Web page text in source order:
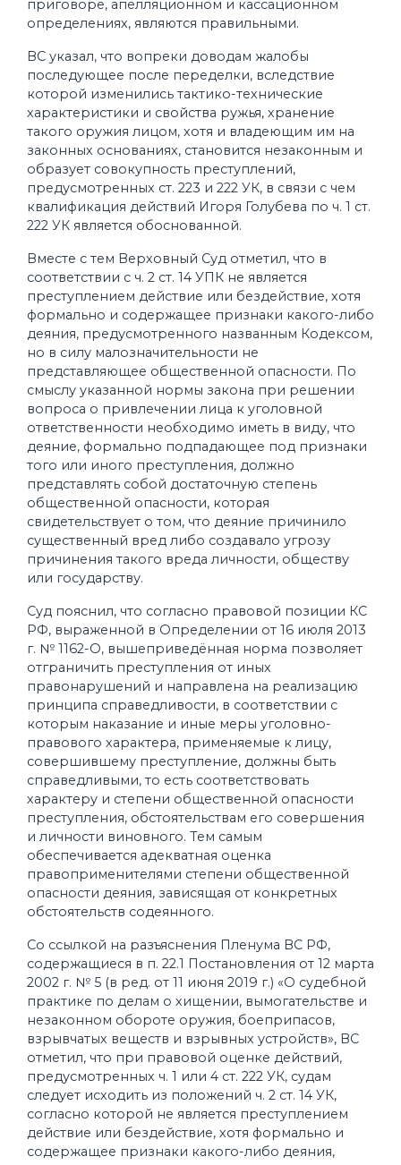
приговоре, апелляционном и кассационном
определениях, являются правильными.
ВС указал, что вопреки доводам жалобы
последующее после переделки, вследствие
которой изменились тактико-технические
характеристики и свойства ружья, хранение
такого оружия лицом, хотя и владеющим им на
законных основаниях, становится незаконным и
образует совокупность преступлений,
предусмотренных ст. 223 и 222 УК, в связи с чем
квалификация действий Игоря Голубева по ч. 1 ст.
222 УК является обоснованной.
Вместе с тем Верховный Суд отметил, что в
соответствии с ч. 2 ст. 14 УПК не является
преступлением действие или бездействие, хотя
формально и содержащее признаки какого-либо
деяния, предусмотренного названным Кодексом,
но в силу малозначительности не
представляющее общественной опасности. По
смыслу указанной нормы закона при решении
вопроса о привлечении лица к уголовной
ответственности необходимо иметь в виду, что
деяние, формально подпадающее под признаки
того или иного преступления, должно
представлять собой достаточную степень
общественной опасности, которая
свидетельствует о том, что деяние причинило
существенный вред либо создавало угрозу
причинения такого вреда личности, обществу
или государству.
Суд пояснил, что согласно правовой позиции КС
РФ, выраженной в Определении от 16 июля 2013
г. № 1162-О, вышеприведённая норма позволяет
отграничить преступления от иных
правонарушений и направлена на реализацию
принципа справедливости, в соответствии с
которым наказание и иные меры уголовно-
правового характера, применяемые к лицу,
совершившему преступление, должны быть
справедливыми, то есть соответствовать
характеру и степени общественной опасности
преступления, обстоятельствам его совершения
и личности виновного. Тем самым
обеспечивается адекватная оценка
правоприменителями степени общественной
опасности деяния, зависящая от конкретных
обстоятельств содеянного.
Со ссылкой на разъяснения Пленума ВС РФ,
содержащиеся в п. 22.1 Постановления от 12 марта
2002 г. № 5 (в ред. от 11 июня 2019 г.) «О судебной
практике по делам о хищении, вымогательстве и
незаконном обороте оружия, боеприпасов,
взрывчатых веществ и взрывных устройств», ВС
отметил, что при правовой оценке действий,
предусмотренных ч. 1 или 4 ст. 222 УК, судам
следует исходить из положений ч. 2 ст. 14 УК,
согласно которой не является преступлением
действие или бездействие, хотя формально и
содержащее признаки какого-либо деяния,